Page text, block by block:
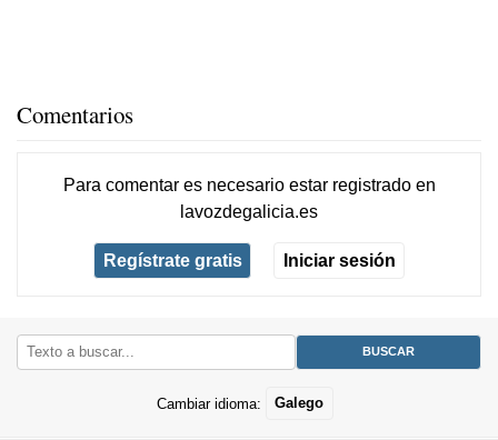
Comentarios
Para comentar es necesario estar registradoen
lavozdegalicia.es
Regístrate gratis Iniciar sesión
Cambiar idioma: Galego